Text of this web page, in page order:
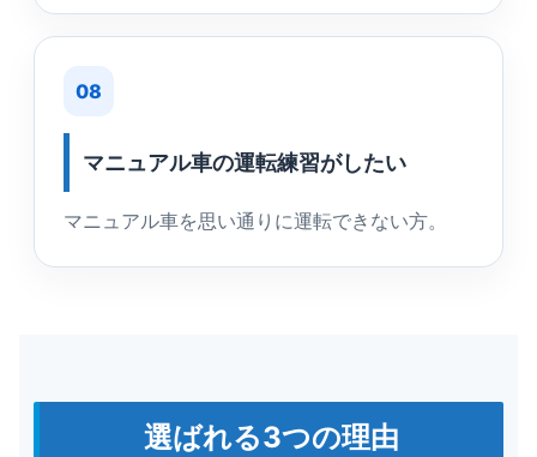
08
マニュアル車の運転練習がしたい
マニュアル車を思い通りに運転できない方。
選ばれる3つの理由